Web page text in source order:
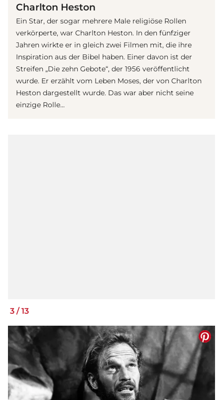
Charlton Heston
Ein Star, der sogar mehrere Male religiöse Rollen
verkörperte, war Charlton Heston. In den fünfziger
Jahren wirkte er in gleich zwei Filmen mit, die ihre
Inspiration aus der Bibel haben. Einer davon ist der
Streifen „Die zehn Gebote“, der 1956 veröffentlicht
wurde. Er erzählt vom Leben Moses, der von Charlton
Heston dargestellt wurde. Das war aber nicht seine
einzige Rolle...
3 /13